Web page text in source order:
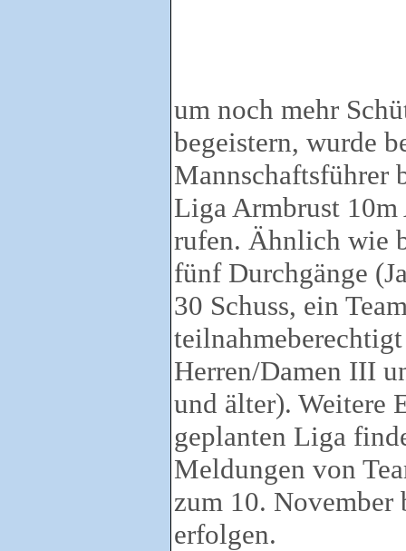
um noch mehr
begeistern, wurde
Mannschaftsführer
Liga Armbrust
rufen. Ähnlich wie
fünf Durchgänge
30 Schuss, ein
Herren/Damen III
und älter). Weitere
geplanten Liga
Meldungen von
zum 10. November
erfolgen.